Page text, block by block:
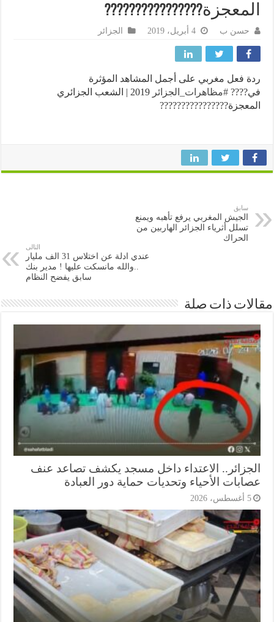
حسن ب الجزائر
فعل مغربي على أجمل المشاهد المؤثرة
????
#مظاهرات_الجزائر
2019 | الشعب الجزائري
????????
????????
الجيش المغربي يرفع تأهبه ويمنع
تسلل أثرياء الجزائر الهاربين من
عندي ادلة عن اختلاس 31 الف مليار
..والله مانسكت عليها ! مدير بنك
سابق يفضح النظام
ذات صلة
الاعتداء داخل مسجد يكشف تصاعد عنف
الأحياء وتحديات حماية دور العبادة